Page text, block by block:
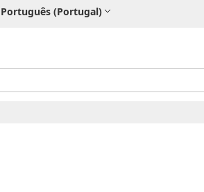
Português (Portugal)